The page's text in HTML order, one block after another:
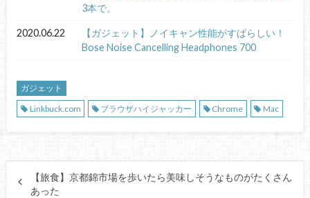
3本で。
2020.06.22
【ガジェット】ノイキャン性能がすばらしい！
Bose Noise Cancelling Headphones 700
ガジェット
Linkbuck.com
ブラウザハイジャッカー Chrome Mac
【旅食】京都錦市場を歩いたら美味しそうなものがたくさん
あった